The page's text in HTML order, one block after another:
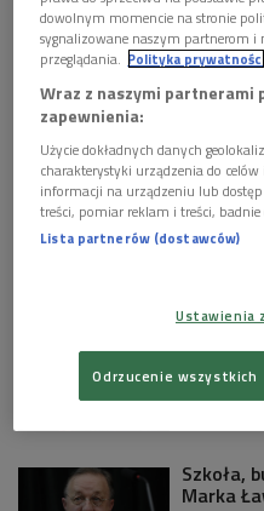
"Cliff
robi
jesienią
Filmowy
Elżbieta
tytułu
Szkoła,
Marka
dowolnym momencie na stronie
sygnalizowane naszym partnerom i
przeglądania. Polityka prywatności
Wraz z naszymi partnerami
zapewnienia:
Użycie dokładnych danych
charakterystyki urządzenia do
informacji na urządzeniu lub
treści, pomiar reklam i treści, badnie
Lista partnerów (dostawców)
Ustawienia
Odrzucenie wszystkich